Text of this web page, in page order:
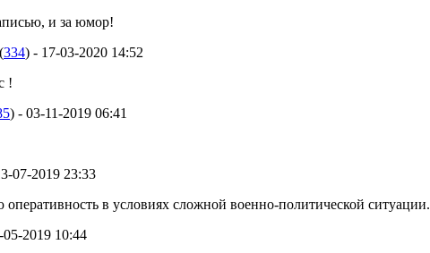
и за юмор!
334) - 17-03-2020 14:52
!
) - 03-11-2019 06:41
07-2019 23:33
в условиях сложной военно-политической ситуации.
05-2019 10:44